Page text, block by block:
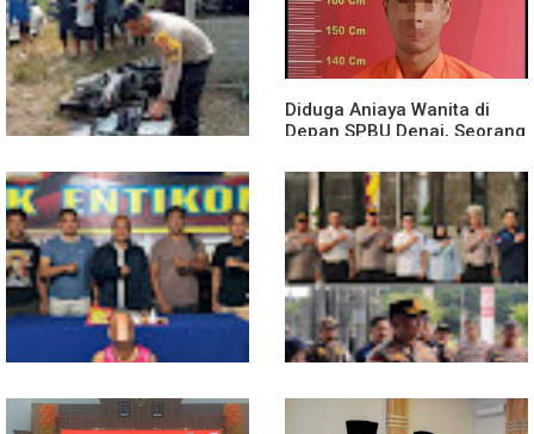
Truk Kontainer Oleng Tabrak
Vario, Warga Kapuas
Meninggal di Dusun Mak
Tampong
Diduga Aniaya Wanita di
Depan SPBU Denai, Seorang
Medan Area